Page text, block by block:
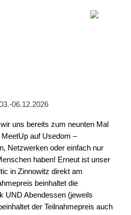
06.12.2026
uns bereits zum neunten Mal
auf Usedom –
Netzwerken oder einfach nur
haben! Erneut ist unser
in Zinnowitz direkt am
beinhaltet die
UND Abendessen (jeweils
der Teilnahmepreis auch